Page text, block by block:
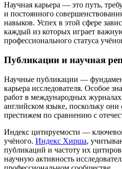
Научная карьера — это путь,
и постоянного
навыков. Успех в этой сфере
каждый из которых играет
профессионального статуса
Публикации и научная
Научные публикации —
карьера исследователя. Особое
работ в международных
английском языке, поскольку
престижем по сравнению с
Индекс цитируемости —
учёного. Индекс Хирша,
публикаций и частоту их
научную активность